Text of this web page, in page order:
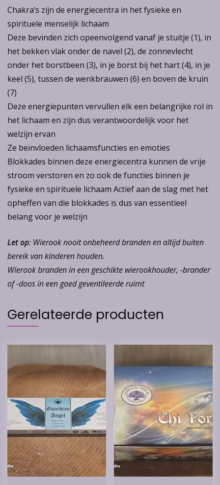
Chakra’s zijn de energiecentra in het fysieke en
spirituele menselijk lichaam
Deze bevinden zich opeenvolgend vanaf je stuitje (1), in
het bekken vlak onder de navel (2), de zonnevlecht
onder het borstbeen (3), in je borst bij het hart (4), in je
keel (5), tussen de wenkbrauwen (6) en boven de kruin
(7)
Deze energiepunten vervullen elk een belangrijke rol in
het lichaam en zijn dus verantwoordelijk voor het
welzijn ervan
Ze beïnvloeden lichaamsfuncties en emoties
Blokkades binnen deze energiecentra kunnen de vrije
stroom verstoren en zo ook de functies binnen je
fysieke en spirituele lichaam Actief aan de slag met het
opheffen van die blokkades is dus van essentieel
belang voor je welzijn
Let op: Wierook nooit onbeheerd branden en altijd buiten
bereik van kinderen houden.
Wierook branden in een geschikte wierookhouder, -brander
of -doos in een goed geventileerde ruimt
Gerelateerde producten